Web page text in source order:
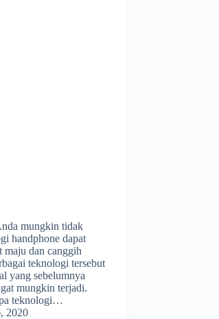
mungkin tidak
handphone dapat
maju dan canggih
teknologi tersebut
yang sebelumnya
mungkin terjadi.
teknologi…
2020